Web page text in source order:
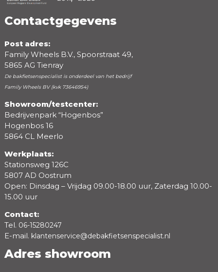
Beoordeling
Contactgegevens
Post adres:
Family Wheels B.V., Spoorstraat 49,
5865 AG Tienray
De bakfietsenspecialist is onderdeel van het bedrijf
Family Wheels BV (kvk 73646954)
Showroom/testcenter:
Bedrijvenpark “Hogenbos”
Hogenbos 16
5864 CL Meerlo
Werkplaats:
Stationsweg 126C
5807 AD Oostrum
Open: Dinsdag – Vrijdag 09.00-18.00 uur, Zaterdag 10.00-
15.00 uur
Contact:
Tel. 06-15280247
E-mail. klantenservice@debakfietsenspecialist.nl
Adres showroom